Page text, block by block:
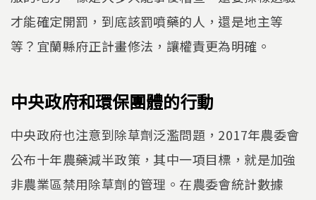
才能確定開罰，到底該罰噴藥的人，還是地主等
等？宜蘭縣府正計畫修法，讓權責更為明確。
中央政府和環保團體的行動
中央政府也注意到除草劑泛濫問題，2017年農委會
公布十年農藥減半政策，其中一項目標，就是加強
非農業區禁用除草劑的管理。在農委會統計數據